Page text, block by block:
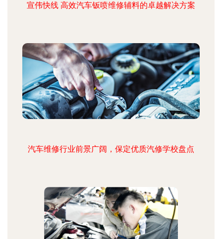
宣伟快线 高效汽车钣喷维修辅料的卓越解决方案
汽车维修行业前景广阔，保定优质汽修学校盘点